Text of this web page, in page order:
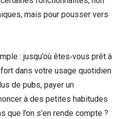
mais pour pousser vers
: jusqu’où êtes‑vous prêt à
dans votre usage quotidien
de pubs, payer un
à des petites habitudes
l’on s’en rende compte ?